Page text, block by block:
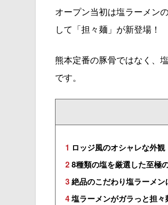
オープン当初は塩ラーメン
して「担々麺」が新登場！
熊本定番の豚骨ではなく、
です。
1 ロッジ風のオシャレな外観
28種類の塩を厳選した至極
3絶品のこだわり塩ラーメン
4塩ラーメンがガラっと担々